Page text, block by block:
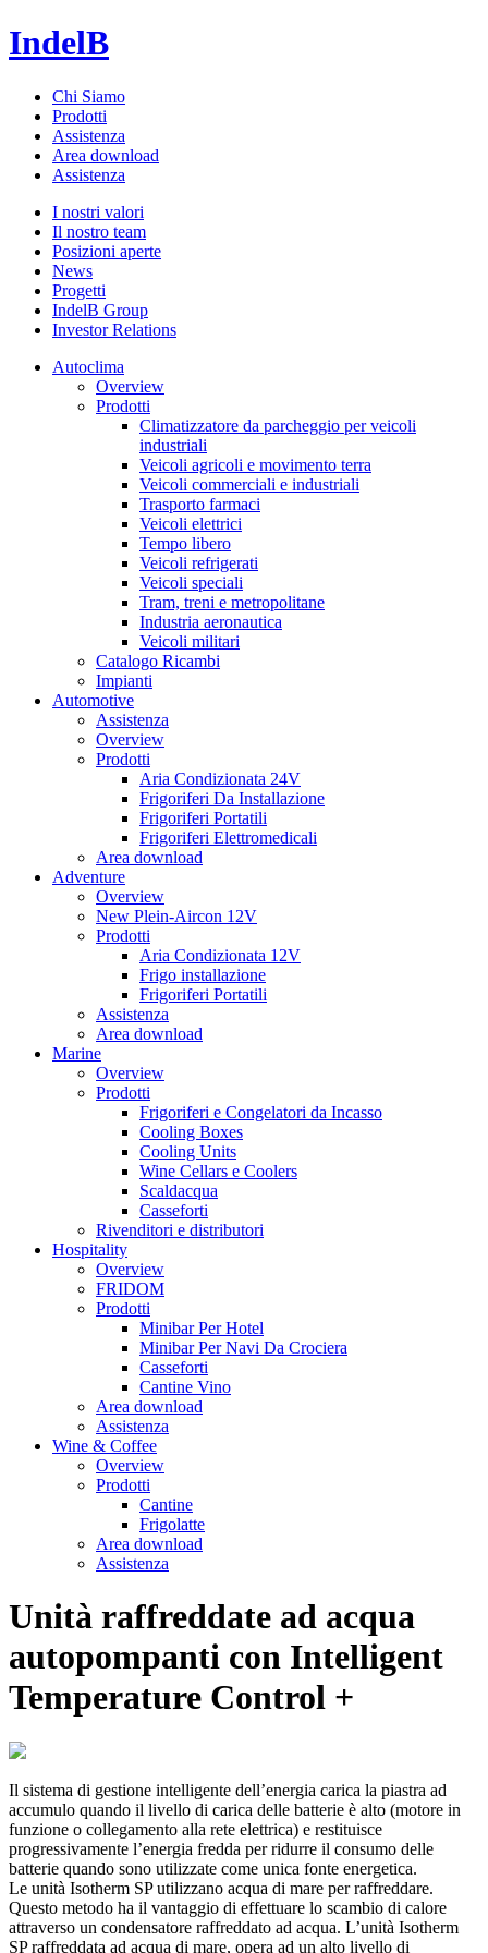
IndelB
Chi Siamo
Prodotti
Assistenza
Area download
Assistenza
I nostri valori
Il nostro team
Posizioni aperte
News
Progetti
IndelB Group
Investor Relations
Autoclima
Overview
Prodotti
Climatizzatore da parcheggio per veicoli
industriali
Veicoli agricoli e movimento terra
Veicoli commerciali e industriali
Trasporto farmaci
Veicoli elettrici
Tempo libero
Veicoli refrigerati
Veicoli speciali
Tram, treni e metropolitane
Industria aeronautica
Veicoli militari
Catalogo Ricambi
Impianti
Automotive
Assistenza
Overview
Prodotti
Aria Condizionata 24V
Frigoriferi Da Installazione
Frigoriferi Portatili
Frigoriferi Elettromedicali
Area download
Adventure
Overview
New Plein-Aircon 12V
Prodotti
Aria Condizionata 12V
Frigo installazione
Frigoriferi Portatili
Assistenza
Area download
Marine
Overview
Prodotti
Frigoriferi e Congelatori da Incasso
Cooling Boxes
Cooling Units
Wine Cellars e Coolers
Scaldacqua
Casseforti
Rivenditori e distributori
Hospitality
Overview
FRIDOM
Prodotti
Minibar Per Hotel
Minibar Per Navi Da Crociera
Casseforti
Cantine Vino
Area download
Assistenza
Wine & Coffee
Overview
Prodotti
Cantine
Frigolatte
Area download
Assistenza
Unità raffreddate ad acqua
autopompanti con Intelligent
Temperature Control +
Il sistema di gestione intelligente dell’energia carica la piastra ad
accumulo quando il livello di carica delle batterie è alto (motore in
funzione o collegamento alla rete elettrica) e restituisce
progressivamente l’energia fredda per ridurre il consumo delle
batterie quando sono utilizzate come unica fonte energetica.
Le unità Isotherm SP utilizzano acqua di mare per raffreddare.
Questo metodo ha il vantaggio di effettuare lo scambio di calore
attraverso un condensatore raffreddato ad acqua. L’unità Isotherm
SP raffreddata ad acqua di mare, opera ad un alto livello di